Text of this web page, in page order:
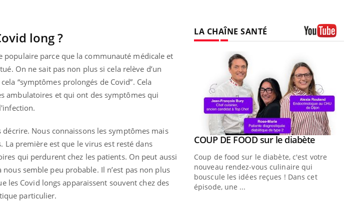
long ?
populaire parce que la communauté médicale et
On ne sait pas non plus si cela relève d’un
“symptômes prolongés de Covid”. Cela
ambulatoires et qui ont des symptômes qui
décrire. Nous connaissons les symptômes mais
La première est que le virus est resté dans
qui perdurent chez les patients. On peut aussi
semble peu probable. Il n’est pas non plus
les Covid longs apparaissent souvent chez des
particulier.
LA CHAÎNE SANTÉ
Youtube
de
de
Youtube
Un « jumeau numérique » pour
faciliter l’accès à la médecine
préventiveYoutube
Un établissement lié à un groupe
mutualiste innove en matière de bilan de
santé : l'utilisation d'un « jumeau
Youtube
COUP DE FOOD sur le diabèteYoutube
Coup de food sur le diabète, c'est votre
nouveau rendez-vous culinaire qui
bouscule les idées reçues ! Dans cet
épisode, une ...